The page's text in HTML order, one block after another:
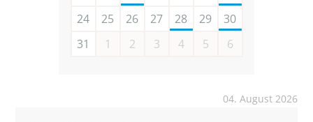
24
25 26 27 28 29
30
31
1 2 3 4 5 6
04. August 2026